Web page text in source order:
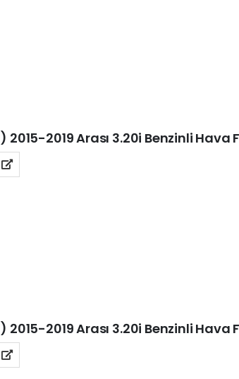
2015-2019 Arası 3.20i Benzinli Hava
2015-2019 Arası 3.20i Benzinli Hava